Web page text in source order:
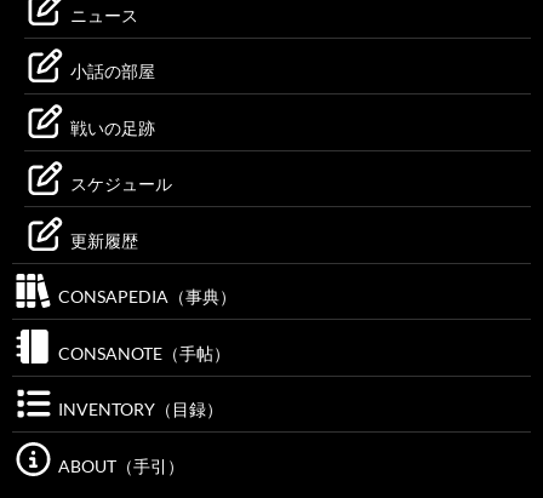
ニュース
小話の部屋
戦いの足跡
スケジュール
更新履歴
CONSAPEDIA（事典）
CONSANOTE（手帖）
INVENTORY（目録）
ABOUT（手引）